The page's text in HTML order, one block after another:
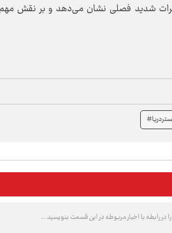
شدید فصلی نشان می‌دهد و بر نقش